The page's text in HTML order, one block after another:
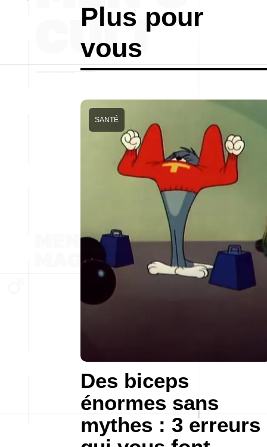
Plus pour
vous
Des biceps
énormes sans
mythes : 3 erreurs
SANTÉ